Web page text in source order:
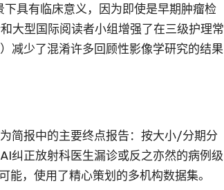
具有临床意义，因为即使是早期肿瘤检
大型国际阅读者小组增强了在三级护理常
减少了混淆许多回顾性影像学研究的结果
简报中的主要终点报告：按大小/分期分
纠正放射科医生漏诊或反之亦然的病例级
，使用了精心策划的多机构数据集。